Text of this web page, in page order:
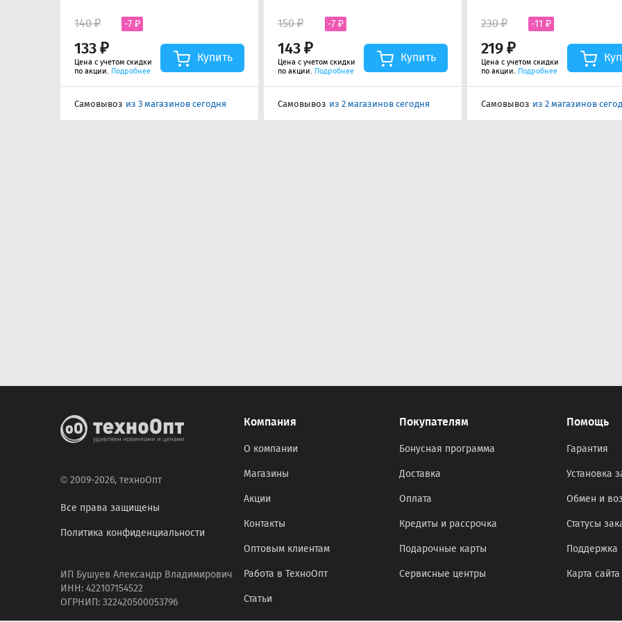
133 ₽
140 ₽ -7 ₽
Цена с учетом скидки
по акции. Подробнее
Купить
Самовывоз из 3 магазинов сегодня
143 ₽
150 ₽ -7 ₽
Цена с учетом скидки
по акции. Подробнее
Купить
Самовывоз из 2 магазинов сегодня
219 ₽
230 ₽ -11 ₽
Цена с учетом скидки
по акции. Подробнее
Самовывоз из 2 магазинов
© 2009-2026, техноОпт
Все права защищены
Политика конфиденциальности
ИП Бушуев Александр Владимирович
ИНН: 422107154522
ОГРНИП: 322420500053796
Компания
О компании
Магазины
Акции
Контакты
Оптовым клиентам
Работа в ТехноОпт
Статьи
Покупателям
Бонусная программа
Доставка
Оплата
Кредиты и рассрочка
Подарочные карты
Сервисные центры
Помощь
Гарантия
Установка
Обмен и
Статусы
Поддержка
Карта сайта